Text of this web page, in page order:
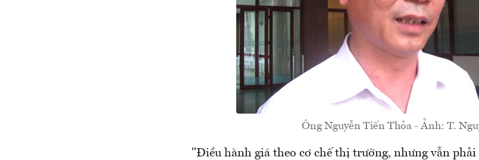
Ông Nguyễn Tiến Thỏa - Ảnh: T.
"Điều hành giá theo cơ chế thị trường, nhưng vẫn phải